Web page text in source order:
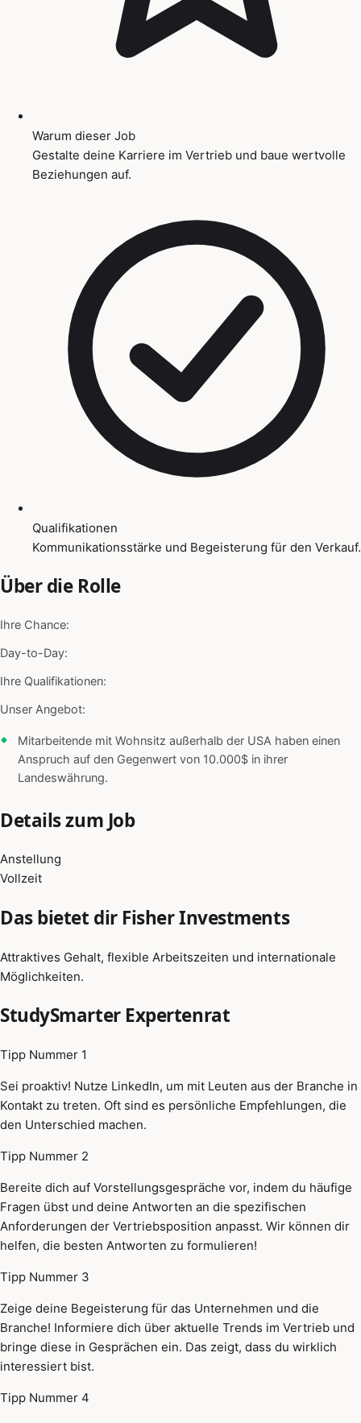
Warum dieser Job
Gestalte deine Karriere im Vertrieb und baue wertvolle
Beziehungen auf.
Qualifikationen
Kommunikationsstärke und Begeisterung für den Verkauf.
Über die Rolle
Ihre Chance:
Day-to-Day:
Ihre Qualifikationen:
Unser Angebot:
Mitarbeitende mit Wohnsitz außerhalb der USA haben einen
Anspruch auf den Gegenwert von 10.000$ in ihrer
Landeswährung.
Details zum Job
Anstellung
Vollzeit
Das bietet dir Fisher Investments
Attraktives Gehalt, flexible Arbeitszeiten und internationale
Möglichkeiten.
StudySmarter Expertenrat
Tipp Nummer 1
Sei proaktiv! Nutze LinkedIn, um mit Leuten aus der Branche in
Kontakt zu treten. Oft sind es persönliche Empfehlungen, die
den Unterschied machen.
Tipp Nummer 2
Bereite dich auf Vorstellungsgespräche vor, indem du häufige
Fragen übst und deine Antworten an die spezifischen
Anforderungen der Vertriebsposition anpasst. Wir können dir
helfen, die besten Antworten zu formulieren!
Tipp Nummer 3
Zeige deine Begeisterung für das Unternehmen und die
Branche! Informiere dich über aktuelle Trends im Vertrieb und
bringe diese in Gesprächen ein. Das zeigt, dass du wirklich
interessiert bist.
Tipp Nummer 4